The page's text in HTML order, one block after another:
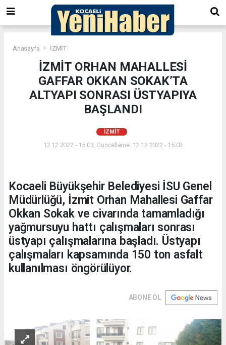
Anasayfa İZMİT
İZMİT ORHAN MAHALLESİ
GAFFAR OKKAN SOKAK’TA
ALTYAPI SONRASI ÜSTYAPIYA
BAŞLANDI
İZMİT
12.12.2022 - 15:03, Güncelleme: 12.12.2022 - 15:03
Kocaeli Büyükşehir Belediyesi İSU Genel
Müdürlüğü, İzmit Orhan Mahallesi Gaffar
Okkan Sokak ve civarında tamamladığı
yağmursuyu hattı çalışmaları sonrası
üstyapı çalışmalarına başladı. Üstyapı
çalışmaları kapsamında 150 ton asfalt
kullanılması öngörülüyor.
ABONE OL